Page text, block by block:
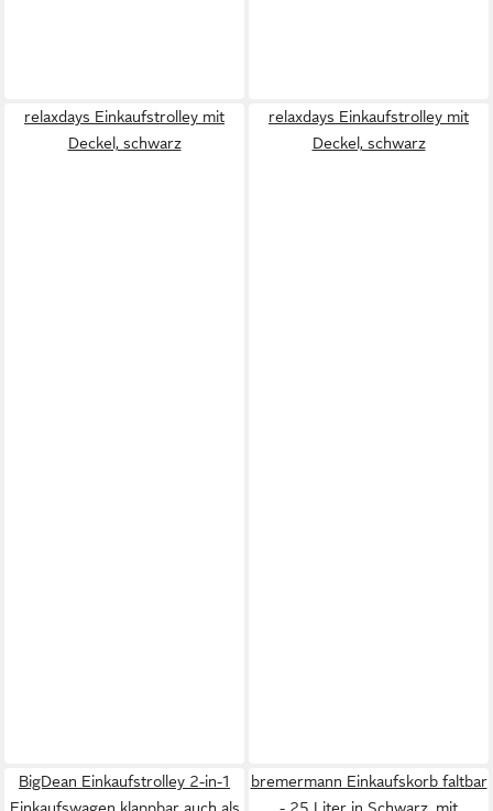
relaxdays Einkaufstrolley mit
Deckel, schwarz
relaxdays Einkaufstrolley mit
Deckel, schwarz
BigDean Einkaufstrolley 2-in-1
Einkaufswagen klappbar auch als
bremermann Einkaufskorb faltbar
- 25 Liter in Schwarz, mit